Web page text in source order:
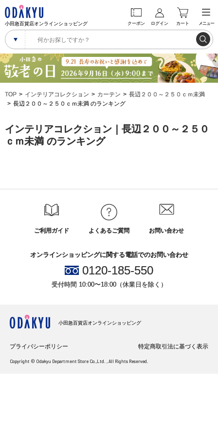
小田急百貨店オンラインショッピング クーポン ログイン カート メニュー
TOP インテリアコレクション カーテン
長辺２００～２５０ｃｍ未満
長辺２００～２５０ｃｍ未満 のランキング
インテリアコレクション｜長辺２００～２５０
ｃｍ未満 のランキング
ご利用ガイド よくあるご質問 お問い合わせ
オンラインショッピングに関する電話でのお問い合わせ
0120-185-550
受付時間 10:00〜18:00（休業日を除く）
小田急百貨店オンラインショッピング
プライバシーポリシー 特定商取引法に基づく表示
Copyright © Odakyu Department Store Co.,Ltd. , All Rights Reserved.